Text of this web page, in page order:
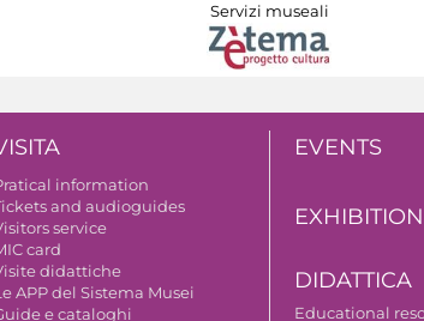
Servizi museali
information
and audioguides
service
card
didattiche
APP del Sistema Musei
e cataloghi
EVENTS
DIDATTICA
Educational